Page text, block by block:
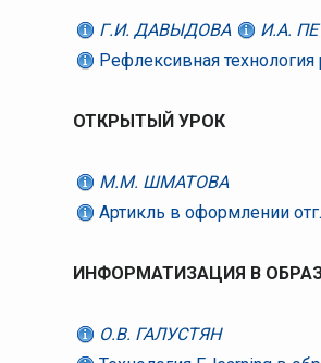
Г.И. ДАВЫДОВА
И.А.
Рефлексивная технология
ОТКРЫТЫЙ УРОК
М.М. ШМАТОВА
Артикль в оформлении
ИНФОРМАТИЗАЦИЯ В
О.В. ГАЛУСТЯН